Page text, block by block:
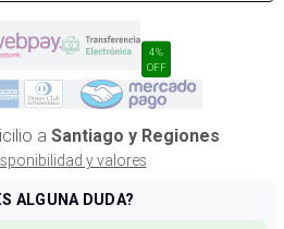
4%
OFF
a Santiago y Regiones
y valores
ALGUNA DUDA?